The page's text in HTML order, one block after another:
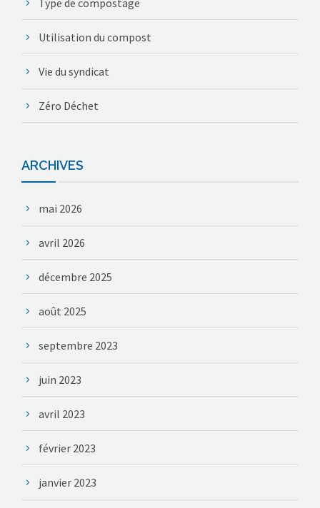
Utilisation du compost
Vie du syndicat
Zéro Déchet
ARCHIVES
mai 2026
avril 2026
décembre 2025
août 2025
septembre 2023
juin 2023
avril 2023
février 2023
janvier 2023